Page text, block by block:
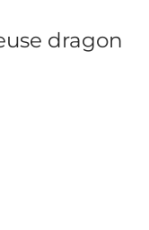
dragon